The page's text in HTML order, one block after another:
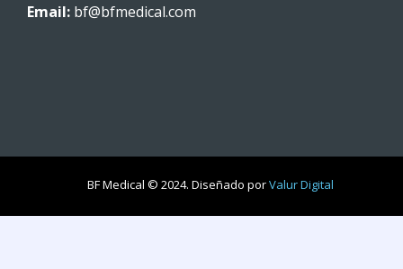
Email: bf@bfmedical.com
BF Medical © 2024. Diseñado porValur Digital